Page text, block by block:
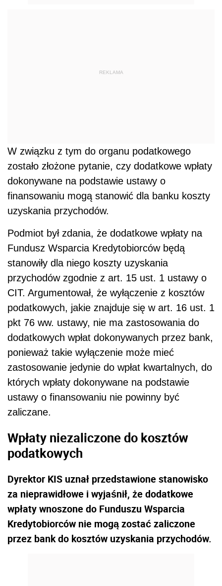
REKLAMA
W związku z tym do organu podatkowego
zostało złożone pytanie, czy dodatkowe wpłaty
dokonywane na podstawie ustawy o
finansowaniu mogą stanowić dla banku koszty
uzyskania przychodów.
Podmiot był zdania, że dodatkowe wpłaty na
Fundusz Wsparcia Kredytobiorców będą
stanowiły dla niego koszty uzyskania
przychodów zgodnie z art. 15 ust. 1 ustawy o
CIT. Argumentował, że wyłączenie z kosztów
podatkowych, jakie znajduje się w art. 16 ust. 1
pkt 76 ww. ustawy, nie ma zastosowania do
dodatkowych wpłat dokonywanych przez bank,
ponieważ takie wyłączenie może mieć
zastosowanie jedynie do wpłat kwartalnych, do
których wpłaty dokonywane na podstawie
ustawy o finansowaniu nie powinny być
zaliczane.
Wpłaty niezaliczone do kosztów
podatkowych
Dyrektor KIS uznał przedstawione stanowisko
za nieprawidłowe i wyjaśnił, że dodatkowe
wpłaty wnoszone do Funduszu Wsparcia
Kredytobiorców nie mogą zostać zaliczone
przez bank do kosztów uzyskania przychodów.